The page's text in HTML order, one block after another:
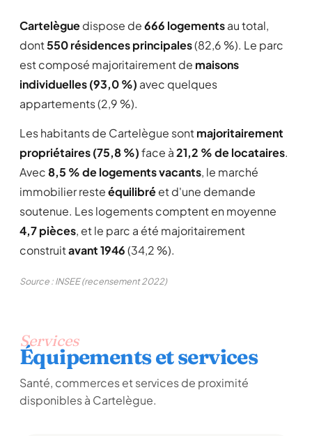
Cartelèguedispose de666 logementsau total,
dont550 résidences principales(82,6 %). Le parc
est composé majoritairement de maisons
individuelles (93,0 %) avec quelques
appartements (2,9 %).
Les habitants de Cartelègue sontmajoritairement
propriétaires (75,8 %)face à21,2 % de locataires.
Avec8,5 % de logements vacants, le marché
immobilier resteéquilibréet d'une demande
soutenue. Les logements comptent en moyenne
4,7 pièces, et le parc a été majoritairement
construitavant 1946(34,2 %).
Source : INSEE (recensement 2022)
Services
Équipements et services
Santé, commerces et services de proximité
disponibles à Cartelègue.